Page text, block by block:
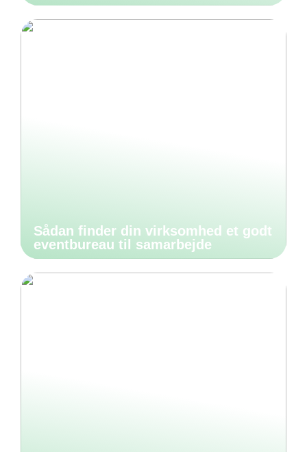
Sådan finder din virksomhed et godt
eventbureau til samarbejde